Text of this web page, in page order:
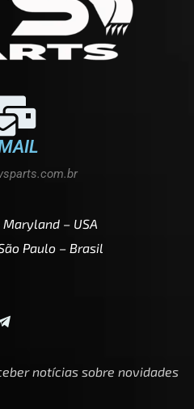
– USA
Paulo – Brasil
notícias sobre novidades